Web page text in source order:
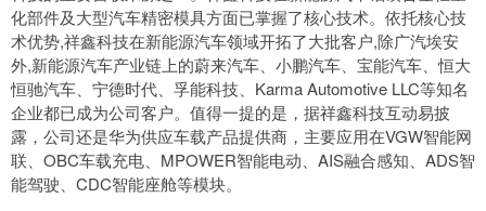
化部件及大型汽车精密模具方面已掌握了核心技术。依托核心技
术优势,祥鑫科技在新能源汽车领域开拓了大批客户,除广汽埃安
外,新能源汽车产业链上的蔚来汽车、小鹏汽车、宝能汽车、恒大
恒驰汽车、宁德时代、孚能科技、Karma Automotive LLC等知名
企业都已成为公司客户。值得一提的是，据祥鑫科技互动易披
露，公司还是华为供应车载产品提供商，主要应用在VGW智能网
联、OBC车载充电、MPOWER智能电动、AIS融合感知、ADS智
能驾驶、CDC智能座舱等模块。